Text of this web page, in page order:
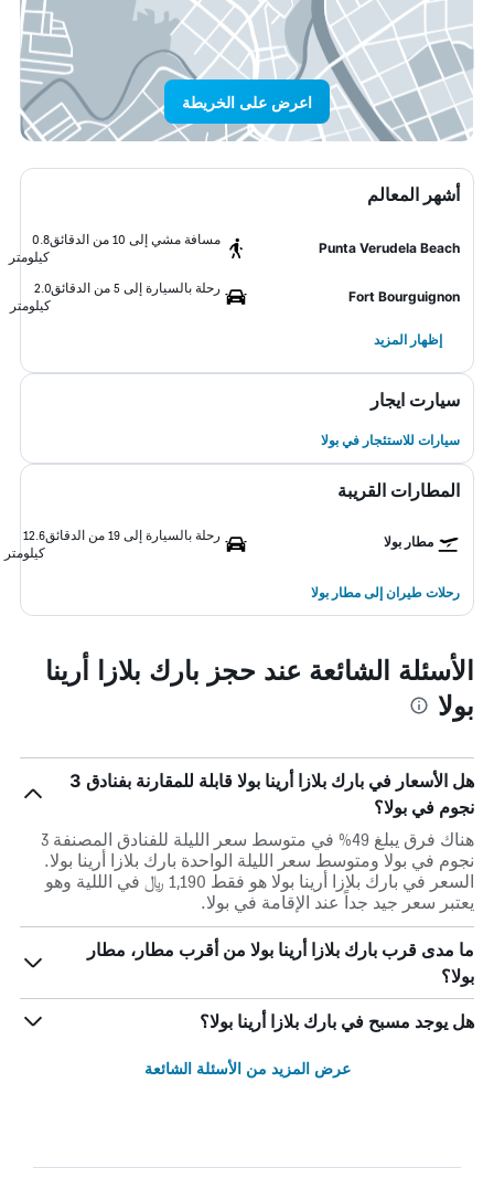
اعرض على الخريطة
أشهر المعالم
Punta Verudela Beach
مسافة مشي إلى 10 من الدقائق
0.8
كيلومتر
Fort Bourguignon
رحلة بالسيارة إلى 5 من الدقائق
2.0
كيلومتر
إظهار المزيد
سيارت ايجار
سيارات للاستئجار في بولا
المطارات القريبة
مطار بولا رحلة بالسيارة إلى 19 من الدقائق
12.6
كيلومتر
رحلات طيران إلى مطار بولا
الأسئلة الشائعة عند حجز بارك بلازا أرينا
بولا
هل الأسعار في بارك بلازا أرينا بولا قابلة للمقارنة بفنادق 3
نجوم في بولا؟
هناك فرق يبلغ 49% في متوسط ​​سعر الليلة للفنادق المصنفة 3
نجوم في بولا ومتوسط ​​سعر الليلة الواحدة بارك بلازا أرينا بولا.
السعر في بارك بلازا أرينا بولا هو فقط 1,190 ﷼ في الللية وهو
يعتبر سعر جيد جداً عند الإقامة في بولا.
ما مدى قرب بارك بلازا أرينا بولا من أقرب مطار، مطار
بولا؟
هل يوجد مسبح في بارك بلازا أرينا بولا؟
عرض المزيد من الأسئلة الشائعة